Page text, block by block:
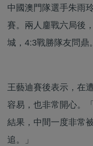
中國澳門隊選手朱雨
賽。兩人鏖戰六局後
城，4:3戰勝隊友問鼎。
王藝迪賽後表示，在
容易，也非常開心。
結果，中間一度非常
追。」